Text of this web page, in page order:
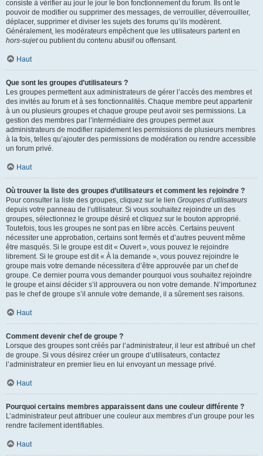
consiste à vérifier au jour le jour le bon fonctionnement du forum. Ils ont le
pouvoir de modifier ou supprimer des messages, de verrouiller, déverrouiller,
déplacer, supprimer et diviser les sujets des forums qu’ils modèrent.
Généralement, les modérateurs empêchent que les utilisateurs partent en
hors-sujetou publient du contenu abusif ou offensant.
Haut
Que sont les groupes d’utilisateurs ?
Les groupes permettent aux administrateurs de gérer l’accès des membres et
des invités au forum et à ses fonctionnalités. Chaque membre peut appartenir
à un ou plusieurs groupes et chaque groupe peut avoir ses permissions. La
gestion des membres par l’intermédiaire des groupes permet aux
administrateurs de modifier rapidement les permissions de plusieurs membres
à la fois, telles qu’ajouter des permissions de modération ou rendre accessible
un forum privé.
Haut
Où trouver la liste des groupes d’utilisateurs et comment les rejoindre ?
Pour consulter la liste des groupes, cliquez sur le lien Groupes d’utilisateurs
depuis votre panneau de l’utilisateur. Si vous souhaitez rejoindre un des
groupes, sélectionnez le groupe désiré et cliquez sur le bouton approprié.
Toutefois, tous les groupes ne sont pas en libre accès. Certains peuvent
nécessiter une approbation, certains sont fermés et d’autres peuvent même
être masqués. Si le groupe est dit « Ouvert », vous pouvez le rejoindre
librement. Si le groupe est dit « À la demande », vous pouvez rejoindre le
groupe mais votre demande nécessitera d’être approuvée par un chef de
groupe. Ce dernier pourra vous demander pourquoi vous souhaitez rejoindre
le groupe et ainsi décider s’il approuvera ou non votre demande. N’importunez
pas le chef de groupe s’il annule votre demande, il a sûrement ses raisons.
Haut
Comment devenir chef de groupe ?
Lorsque des groupes sont créés par l’administrateur, il leur est attribué un chef
de groupe. Si vous désirez créer un groupe d’utilisateurs, contactez
l’administrateur en premier lieu en lui envoyant un message privé.
Haut
Pourquoi certains membres apparaissent dans une couleur différente ?
L’administrateur peut attribuer une couleur aux membres d’un groupe pour les
rendre facilement identifiables.
Haut